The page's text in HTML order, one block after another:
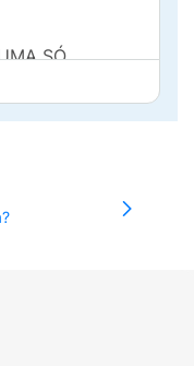
SÓ
sobre a pele,
de
a deslizar,
para uma
três lâminas
uma